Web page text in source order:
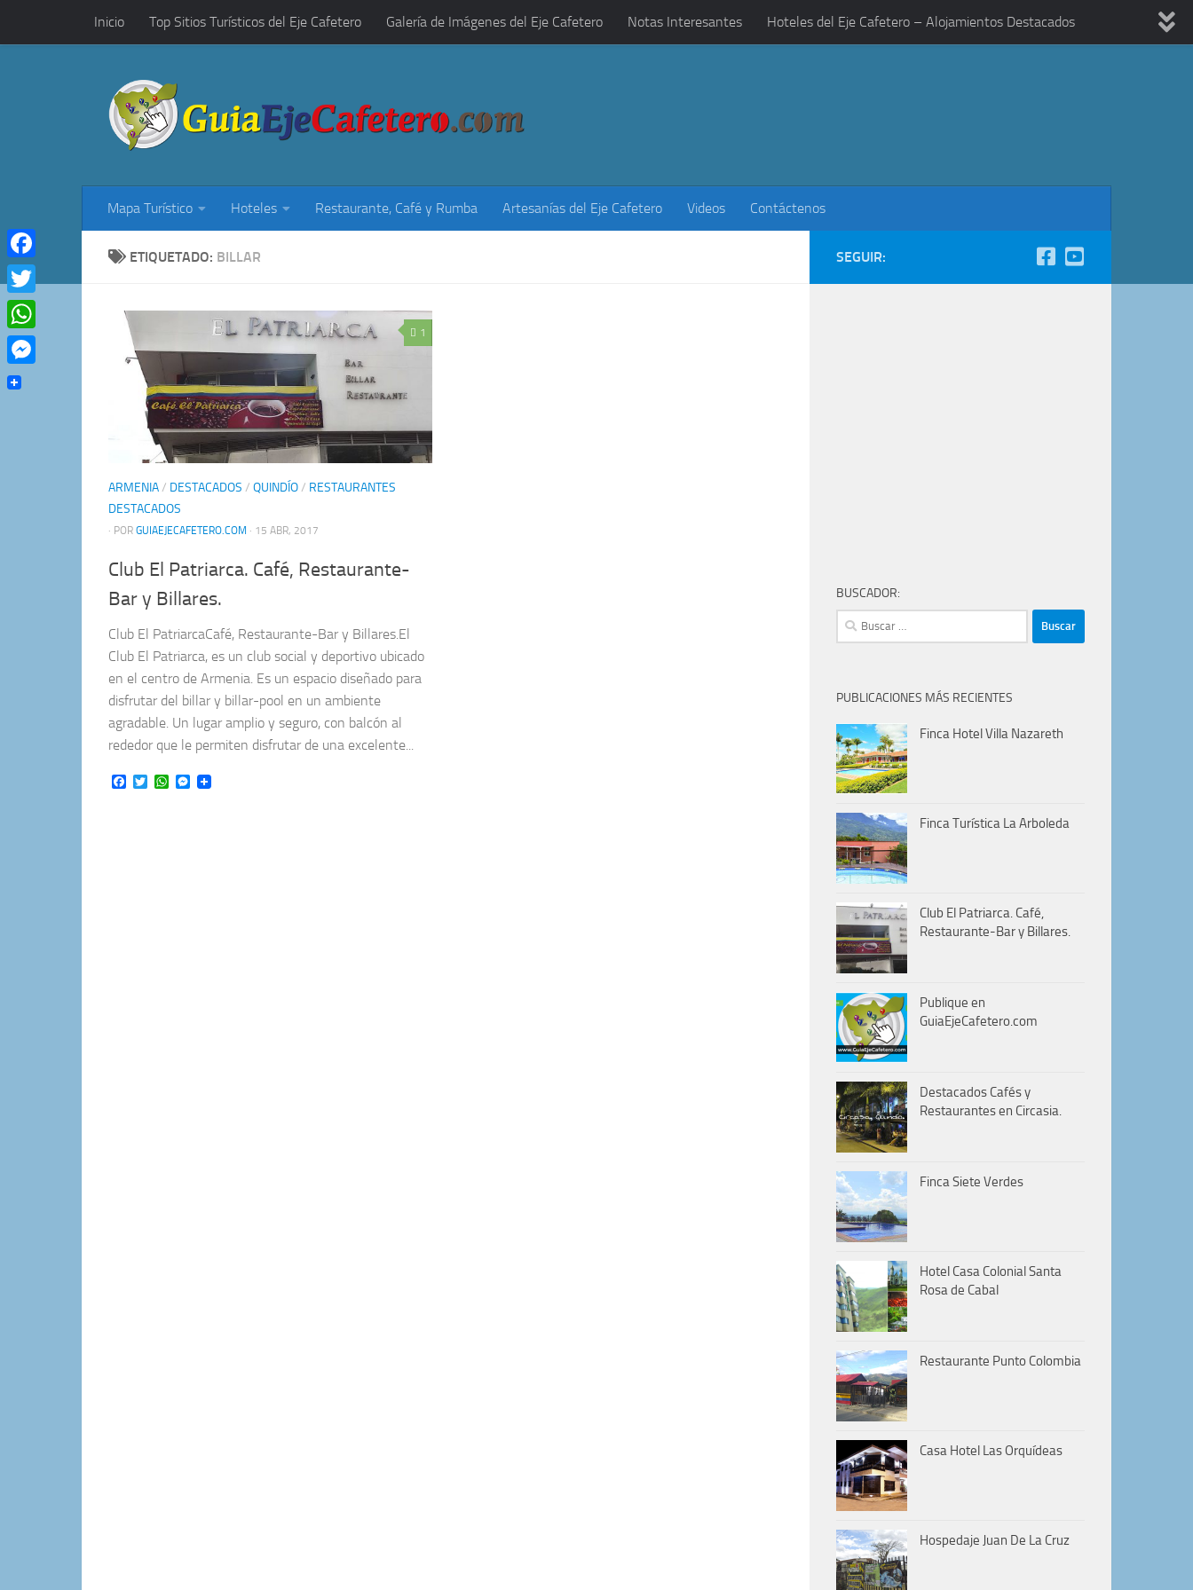
Saltar al contenido
Inicio Top Sitios Turísticos del Eje Cafetero Galería de Imágenes del Eje Cafetero Notas Interesantes Hoteles del Eje Cafetero – Alojamientos Destacados
Mapa Turístico Hoteles Restaurante, Café y Rumba Artesanías del Eje Cafetero Videos Contáctenos
ETIQUETADO: BILLAR
1
ARMENIA/ DESTACADOS / QUINDÍO/ RESTAURANTES
DESTACADOS
· POR GUIAEJECAFETERO.COM · 15 ABR, 2017
Club El Patriarca. Café, Restaurante-
Bar y Billares.
Club El PatriarcaCafé, Restaurante-Bar y Billares.El
Club El Patriarca, es un club social y deportivo ubicado
en el centro de Armenia. Es un espacio diseñado para
disfrutar del billar y billar-pool en un ambiente
agradable. Un lugar amplio y seguro, con balcón al
rededor que le permiten disfrutar de una excelente...
Facebook
TwitterWhatsApp
Messenger
SEGUIR:
BUSCADOR:
Buscar:
PUBLICACIONES MÁS RECIENTES
Finca Hotel Villa Nazareth
Finca Turística La Arboleda
Club El Patriarca. Café,
Restaurante-Bar y Billares.
Publique en
GuiaEjeCafetero.com
Destacados Cafés y
Restaurantes en Circasia.
Finca Siete Verdes
Hotel Casa Colonial Santa
Rosa de Cabal
Restaurante Punto Colombia
Casa Hotel Las Orquídeas
Hospedaje Juan De La Cruz
Facebook
Twitter
WhatsApp
Messenger